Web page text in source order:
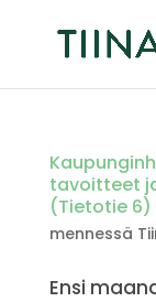
tavoitteet
(Tietotie 6)
mennessä
Ensi